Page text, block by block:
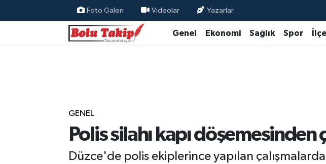
Foto Galeri Videolar Yazarlar
Genel Ekonomi Sağlık Spor
GENEL
Polis silahı kapı döşemesinden
Düzce'de polis ekiplerince yapılan